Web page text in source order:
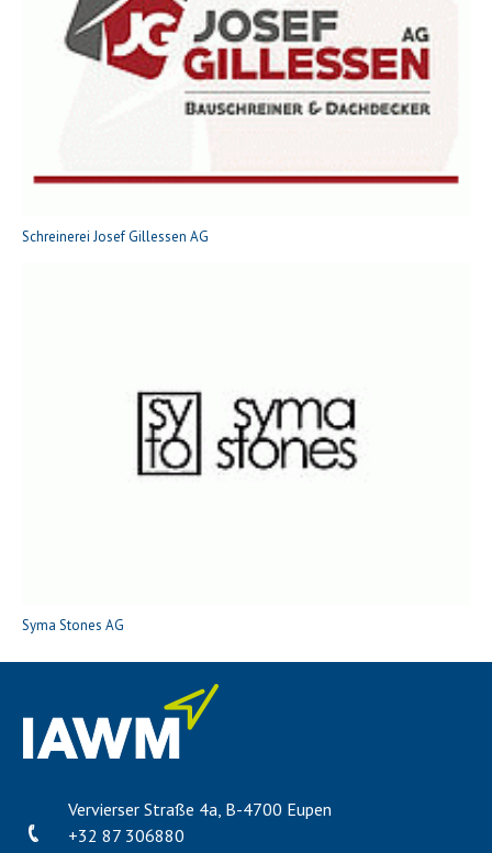
Schreinerei Josef Gillessen AG
Syma Stones AG
Vervierser Straße 4a, B-4700 Eupen
+32 87 306880